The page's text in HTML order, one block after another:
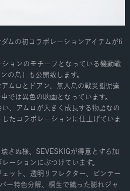
ムの初コラボレーションアイテムが6
ョンのモチーフとなっている機動戦
の島」も公開致します。
アムロとドアン、無人島の戦災孤児達
では異色の映画となっています。
、アムロが大きく成⻑する物語なの
たコラボレーションに仕上げていま
さぬ様、SEVESKIGが得意とする加
ーションにぶつけています。
ット、透明リフレクター、ビンテー
ー特色分解、桐生で織った膨れジャ